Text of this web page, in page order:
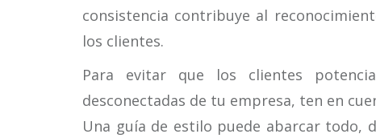
consistencia contribuye al
los clientes.
Para evitar que los clientes
desconectadas de tu empresa, ten en
Una guía de estilo puede abarcar todo,